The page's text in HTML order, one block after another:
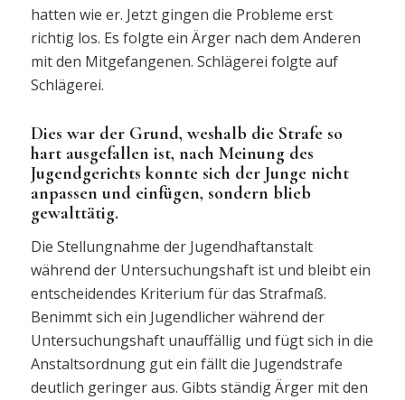
hatten wie er. Jetzt gingen die Probleme erst
richtig los. Es folgte ein Ärger nach dem Anderen
mit den Mitgefangenen. Schlägerei folgte auf
Schlägerei.
Dies war der Grund, weshalb die Strafe so
hart ausgefallen ist, nach Meinung des
Jugendgerichts konnte sich der Junge nicht
anpassen und einfügen, sondern blieb
gewalttätig.
Die Stellungnahme der Jugendhaftanstalt
während der Untersuchungshaft ist und bleibt ein
entscheidendes Kriterium für das Strafmaß.
Benimmt sich ein Jugendlicher während der
Untersuchungshaft unauffällig und fügt sich in die
Anstaltsordnung gut ein fällt die Jugendstrafe
deutlich geringer aus. Gibts ständig Ärger mit den